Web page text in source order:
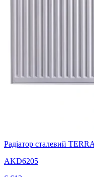
Радіатор сталевий
AKD6205